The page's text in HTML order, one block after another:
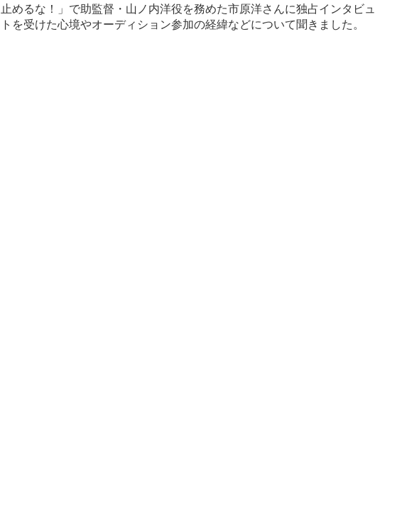
めるな！」で助監督・山ノ内洋役を務めた市原洋さんに独占インタビュ
を受けた心境やオーディション参加の経緯などについて聞きました。